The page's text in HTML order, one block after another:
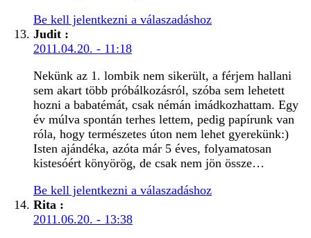
Be kell jelentkezni a válaszadáshoz
Judit :
2011.04.20. - 11:18
Nekünk az 1. lombik nem sikerült, a férjem hallani
sem akart több próbálkozásról, szóba sem lehetett
hozni a babatémát, csak némán imádkozhattam. Egy
év múlva spontán terhes lettem, pedig papírunk van
róla, hogy természetes úton nem lehet gyerekünk:)
Isten ajándéka, azóta már 5 éves, folyamatosan
kistesóért könyörög, de csak nem jön össze…
Be kell jelentkezni a válaszadáshoz
Rita :
2011.06.20. - 13:38